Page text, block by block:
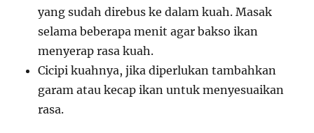
yang sudah direbus ke dalam kuah. Masak
selama beberapa menit agar bakso ikan
menyerap rasa kuah.
Cicipi kuahnya, jika diperlukan tambahkan
garam atau kecap ikan untuk menyesuaikan
rasa.